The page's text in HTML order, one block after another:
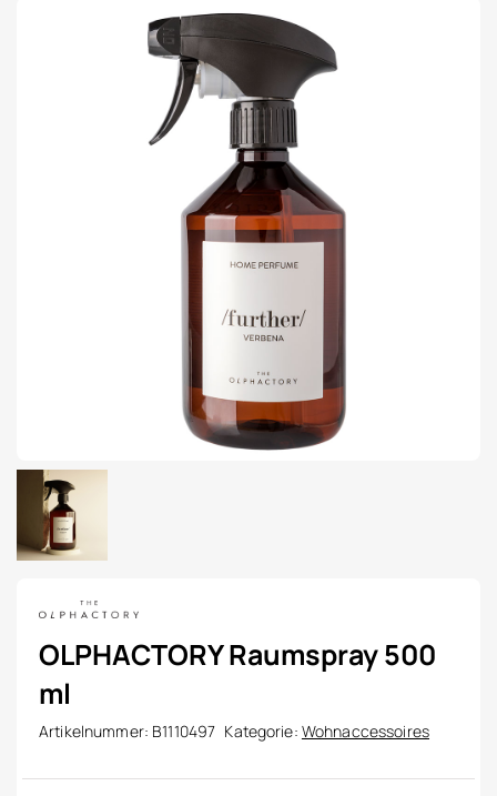
OLPHACTORY Raumspray 500
ml
Artikelnummer: B1110497 Kategorie: Wohnaccessoires